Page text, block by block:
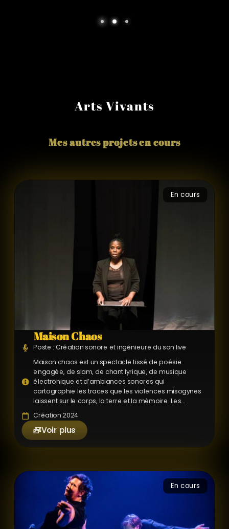
Arts Vivants
Mes autres projets en cours
Maison Chaos
En cours
Poste : Création sonore et ingénieure du son live
Maison chaos est un spectacle tissé de poésie
engagée, de slam, de chant lyrique, de musique
électronique et d’ambiances sonores qui
cartographie les traces que les violences misogynes
laissent sur le corps, la terre et la mémoire. Les...
Création 2024
Voir plus
En cours